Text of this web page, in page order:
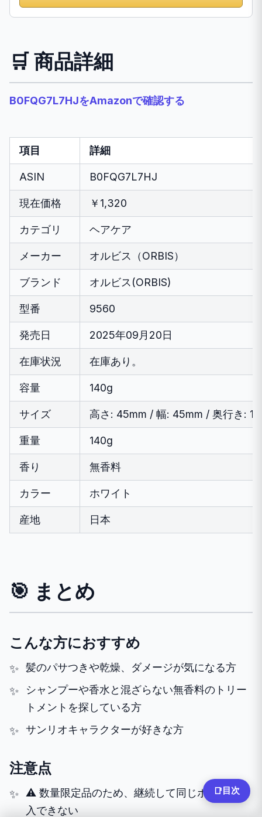
🛒 商品詳細
B0FQG7L7HJをAmazonで確認する
項目 詳細
ASIN B0FQG7L7HJ
現在価格 ￥1,320
カテゴリ ヘアケア
メーカー オルビス（ORBIS）
ブランド オルビス(ORBIS)
型番 9560
発売日 2025年09月20日
在庫状況 在庫あり。
容量 140g
サイズ 高さ: 45mm / 幅: 45mm / 奥行き:
重量 140g
香り 無香料
カラー ホワイト
産地 日本
🎯 まとめ
こんな方におすすめ
髪のパサつきや乾燥、ダメージが気になる方
シャンプーや香水と混ざらない無香料のトリー
トメントを探している方
サンリオキャラクターが好きな方
注意点
⚠️ 数量限定品のため、継続して同じボトルを購
入できない
📑 目次